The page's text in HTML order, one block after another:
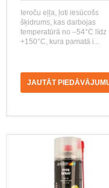
Ieroču eļļa, ļoti iesūcošs
šķidrums, kas darbojas
temperatūrā no –54°C līdz
+150°C, kura pamatā i...
JAUTĀT